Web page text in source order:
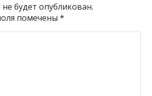
будет опубликован.
помечены*